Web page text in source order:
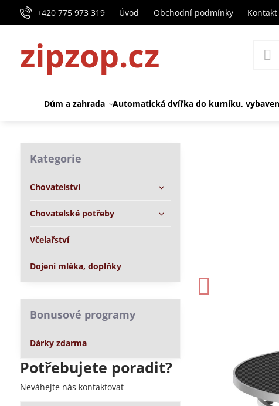
+420 775 973 319 Úvod Obchodní podmínky Kontakt
zipzop.cz
Dům a zahrada Automatická dvířka do kurníku,
Kategorie
Chovatelství
Chovatelské potřeby
Včelařství
Dojení mléka, doplňky
Bonusové programy
Dárky zdarma
Potřebujete poradit?
Neváhejte nás kontaktovat